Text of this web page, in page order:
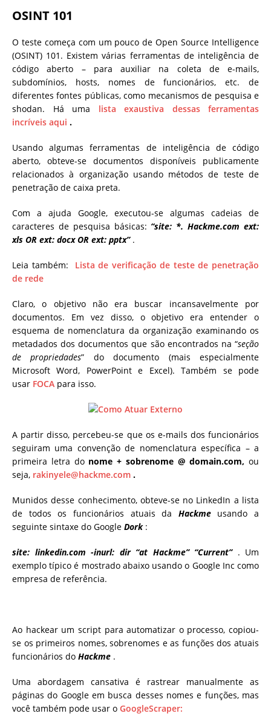
OSINT 101
O teste começa com um pouco de Open Source Intelligence
(OSINT) 101. Existem várias ferramentas de inteligência de
código aberto – para auxiliar na coleta de e-mails,
subdomínios, hosts, nomes de funcionários, etc. de
diferentes fontes públicas, como mecanismos de pesquisa e
shodan. Há uma lista exaustiva dessas ferramentas
incríveis aqui .
Usando algumas ferramentas de inteligência de código
aberto, obteve-se documentos disponíveis publicamente
relacionados à organização usando métodos de teste de
penetração de caixa preta.
Com a ajuda Google, executou-se algumas cadeias de
caracteres de pesquisa básicas: “site: *. Hackme.com ext:
xls OR ext: docx OR ext: pptx”.
Leia também:
Lista de verificação de teste de penetração
de rede
Claro, o objetivo não era buscar incansavelmente por
documentos. Em vez disso, o objetivo era entender o
esquema de nomenclatura da organização examinando os
metadados dos documentos que são encontrados na “seção
de propriedades” do documento (mais especialmente
Microsoft Word, PowerPoint e Excel). Também se pode
usar FOCA para isso.
A partir disso, percebeu-se que os e-mails dos funcionários
seguiram uma convenção de nomenclatura específica – a
primeira letra do nome + sobrenome @ domain.com, ou
seja, rakinyele@hackme.com .
Munidos desse conhecimento, obteve-se no LinkedIn a lista
de todos os funcionários atuais da Hackmeusando a
seguinte sintaxe do Google Dork:
site: linkedin.com -inurl: dir “at Hackme” “Current”. Um
exemplo típico é mostrado abaixo usando o Google Inc como
empresa de referência.
Ao hackear um script para automatizar o processo, copiou-
se os primeiros nomes, sobrenomes e as funções dos atuais
funcionários do Hackme .
Uma abordagem cansativa é rastrear manualmente as
páginas do Google em busca desses nomes e funções, mas
você também pode usar o GoogleScraper: